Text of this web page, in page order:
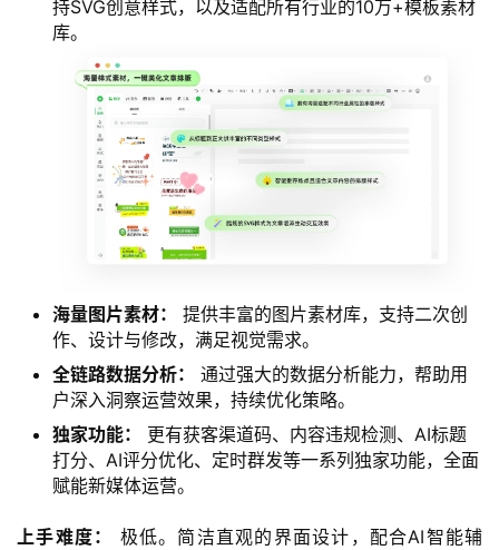
持SVG创意样式，以及适配所有行业的10万+模板素材
库。
海量图片素材：
提供丰富的图片素材库，支持二次创
作、设计与修改，满足视觉需求。
全链路数据分析：
通过强大的数据分析能力，帮助用
户深入洞察运营效果，持续优化策略。
独家功能：
更有获客渠道码、内容违规检测、AI标题
打分、AI评分优化、定时群发等一系列独家功能，全面
赋能新媒体运营。
上手难度：
极低。简洁直观的界面设计，配合AI智能辅